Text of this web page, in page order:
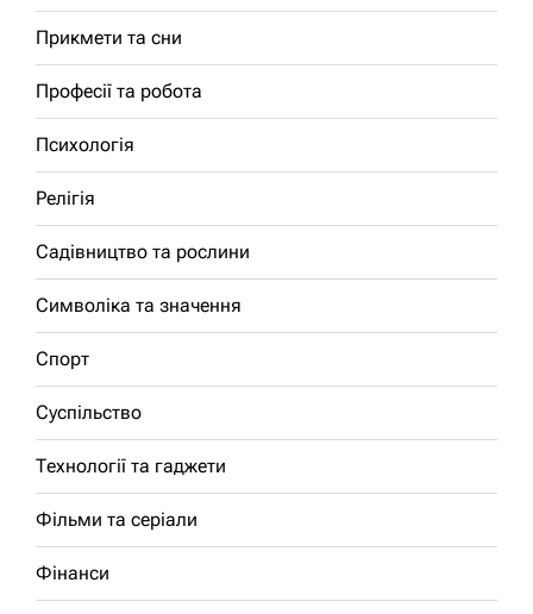
Прикмети та сни
Професії та робота
Психологія
Релігія
Садівництво та рослини
Символіка та значення
Спорт
Суспільство
Технології та гаджети
Фільми та серіали
Фінанси